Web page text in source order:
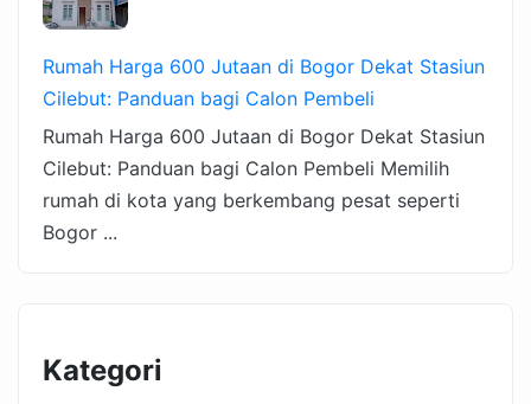
Rumah Harga 600 Jutaan di Bogor Dekat Stasiun
Cilebut: Panduan bagi Calon Pembeli
Rumah Harga 600 Jutaan di Bogor Dekat Stasiun
Cilebut: Panduan bagi Calon Pembeli Memilih
rumah di kota yang berkembang pesat seperti
Bogor ...
Kategori